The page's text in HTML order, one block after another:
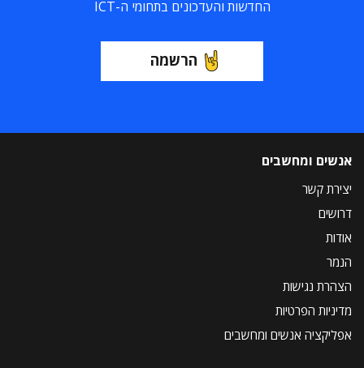
החדשות והעדכונים בתחומי ה-ICT
הרשמה
אנשים ומחשבים
יצירת קשר
דרושים
אודות
הנמר
הצהרת נגישות
מדיניות הפרטיות
אפליקציה אנשים ומחשבים